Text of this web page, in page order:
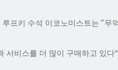
프키 수석 이코노미스트는 “무
비스를 더 많이 구매하고 있